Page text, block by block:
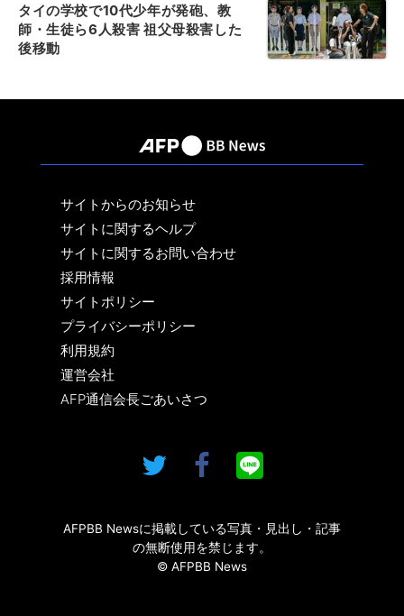
タイの学校で10代少年が発砲、教
師・生徒ら6人殺害 祖父母殺害した
後移動
サイトからのお知らせ
サイトに関するヘルプ
サイトに関するお問い合わせ
採用情報
サイトポリシー
プライバシーポリシー
利用規約
運営会社
AFP通信会長ごあいさつ
AFPBB Newsに掲載している写真・見出し・記事
の無断使用を禁じます。
© AFPBB News